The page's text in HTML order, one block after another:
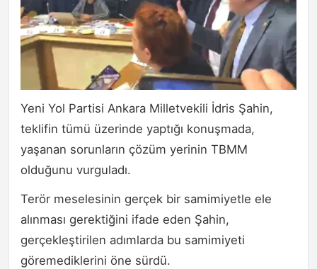
Yeni Yol Partisi Ankara Milletvekili İdris Şahin,
teklifin tümü üzerinde yaptığı konuşmada,
yaşanan sorunların çözüm yerinin TBMM
olduğunu vurguladı.
Terör meselesinin gerçek bir samimiyetle ele
alınması gerektiğini ifade eden Şahin,
gerçekleştirilen adımlarda bu samimiyeti
göremediklerini öne sürdü.